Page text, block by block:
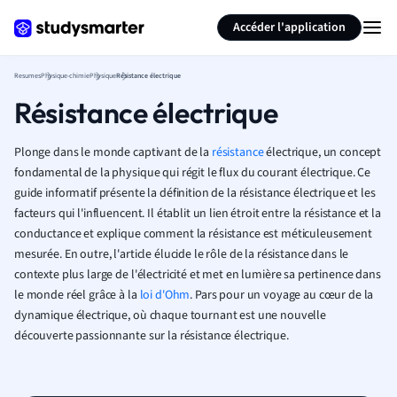
Accéder l'application
ResumesPhysique-chimiePhysiqueRésistance électrique
Résistance électrique
Plonge dans le monde captivant de la résistanceélectrique, un concept
fondamental de la physique qui régit le flux du courant électrique. Ce
guide informatif présente la définition de la résistance électrique et les
facteurs qui l'influencent. Il établit un lien étroit entre la résistance et la
conductance et explique comment la résistance est méticuleusement
mesurée. En outre, l'article élucide le rôle de la résistance dans le
contexte plus large de l'électricité et met en lumière sa pertinence dans
le monde réel grâce à la loi d'Ohm. Pars pour un voyage au cœur de la
dynamique électrique, où chaque tournant est une nouvelle
découverte passionnante sur la résistance électrique.
Résumer la page